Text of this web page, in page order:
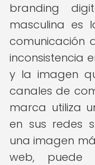
branding
masculina es
comunicación
inconsistencia
y la imagen
canales de
marca utiliza
en sus redes
una imagen
web, puede